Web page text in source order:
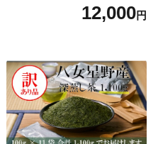
袋 飲み比べ コーヒー
12,000円